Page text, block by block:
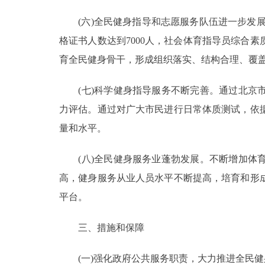
(六)全民健身指导和志愿服务队伍进一步发展
格证书人数达到7000人，社会体育指导员综合
育全民健身骨干，形成组织落实、结构合理、覆
(七)科学健身指导服务不断完善。通过北京市
力评估。通过对广大市民进行日常体质测试，
量和水平。
(八)全民健身服务业蓬勃发展。不断增加体育
高，健身服务从业人员水平不断提高，培育和
平台。
三、措施和保障
(一)强化政府公共服务职责，大力推进全民健